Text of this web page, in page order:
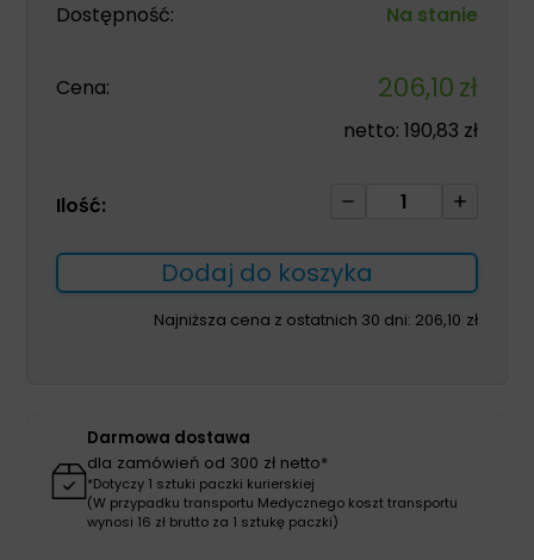
Dostępność: Na stanie
Cena: 206,10zł
netto: 190,83 zł
Ilość:
ilość
toaletowa
z
uchwytami
Dodaj do koszyka
Najniższa cena z ostatnich 30 dni: 206,10 zł
Darmowa dostawa
dla zamówień od 300 zł netto*
*Dotyczy 1 sztuki paczki kurierskiej
(W przypadku transportu Medycznego koszt transportu
wynosi 16 zł brutto za 1 sztukę paczki)